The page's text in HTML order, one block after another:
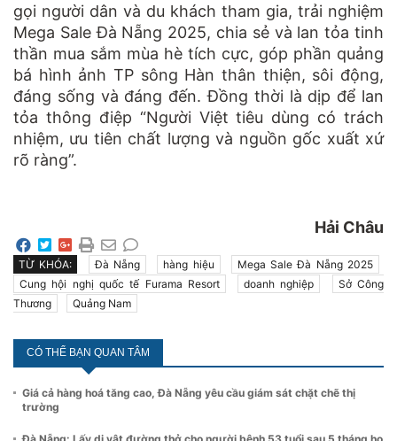
gọi người dân và du khách tham gia, trải nghiệm
Mega Sale Đà Nẵng 2025, chia sẻ và lan tỏa tinh
thần mua sắm mùa hè tích cực, góp phần quảng
bá hình ảnh TP sông Hàn thân thiện, sôi động,
đáng sống và đáng đến. Đồng thời là dịp để lan
tỏa thông điệp “Người Việt tiêu dùng có trách
nhiệm, ưu tiên chất lượng và nguồn gốc xuất xứ
rõ ràng”.
Hải Châu
TỪ KHÓA: Đà Nẵng hàng hiệu
Mega Sale Đà Nẵng 2025
Cung hội nghị quốc tế Furama Resort
doanh nghiệp
Sở Công
Thương
Quảng Nam
CÓ THỂ BẠN QUAN TÂM
Giá cả hàng hoá tăng cao, Đà Nẵng yêu cầu giám sát chặt chẽ thị
trường